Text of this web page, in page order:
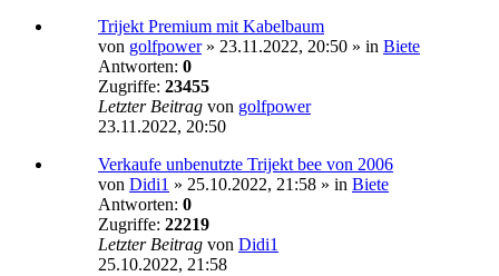
Trijekt Premium mit Kabelbaum
von golfpower» 23.11.2022, 20:50 » in Biete
Antworten: 0
Zugriffe: 23455
Letzter Beitrag von golfpower
23.11.2022, 20:50
Verkaufe unbenutzte Trijekt bee von 2006
von Didi1 » 25.10.2022, 21:58 » in Biete
Antworten: 0
Zugriffe: 22219
Letzter Beitrag von Didi1
25.10.2022, 21:58